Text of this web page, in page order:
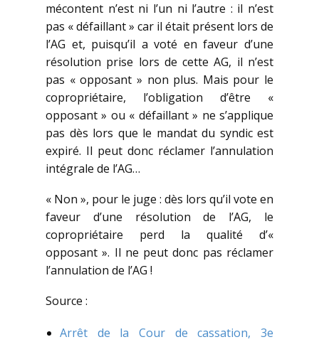
mécontent n’est ni l’un ni l’autre : il n’est
pas « défaillant » car il était présent lors de
l’AG et, puisqu’il a voté en faveur d’une
résolution prise lors de cette AG, il n’est
pas « opposant » non plus. Mais pour le
copropriétaire, l’obligation d’être «
opposant » ou « défaillant » ne s’applique
pas dès lors que le mandat du syndic est
expiré. Il peut donc réclamer l’annulation
intégrale de l’AG…
« Non », pour le juge : dès lors qu’il vote en
faveur d’une résolution de l’AG, le
copropriétaire perd la qualité d’«
opposant ». Il ne peut donc pas réclamer
l’annulation de l’AG !
Source :
Arrêt de la Cour de cassation, 3e